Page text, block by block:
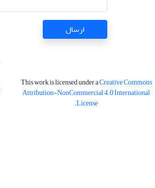
ارسال
This work is licensed under aCreative Commons
Attribution-NonCommercial 4.0 International
License
.